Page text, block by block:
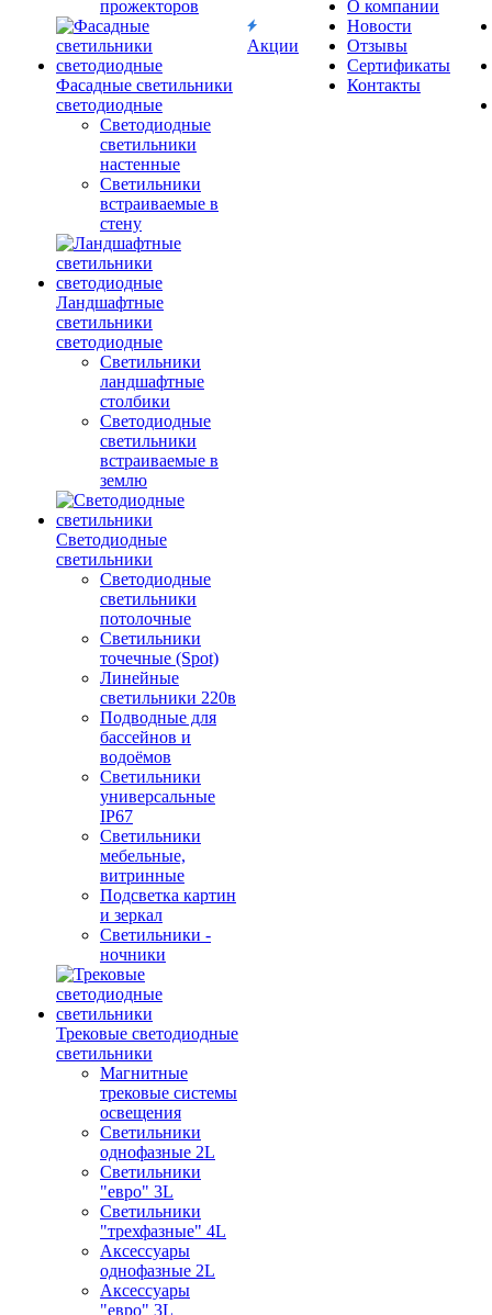
прожекторов
Фасадные светильники
светодиодные
Светодиодные
светильники
настенные
Светильники
встраиваемые в
стену
Ландшафтные
светильники
светодиодные
Светильники
ландшафтные
столбики
Светодиодные
светильники
встраиваемые в
землю
Светодиодные
светильники
Светодиодные
светильники
потолочные
Светильники
точечные (Spot)
Линейные
светильники 220в
Подводные для
бассейнов и
водоёмов
Светильники
универсальные
IP67
Светильники
мебельные,
витринные
Подсветка картин
и зеркал
Светильники -
ночники
Трековые светодиодные
светильники
Магнитные
трековые системы
освещения
Светильники
однофазные 2L
Светильники
"евро" 3L
Светильники
"трехфазные" 4L
Аксессуары
однофазные 2L
Аксессуары
"евро" 3L
Акции
О компании
Новости
Отзывы
Сертификаты
Контакты